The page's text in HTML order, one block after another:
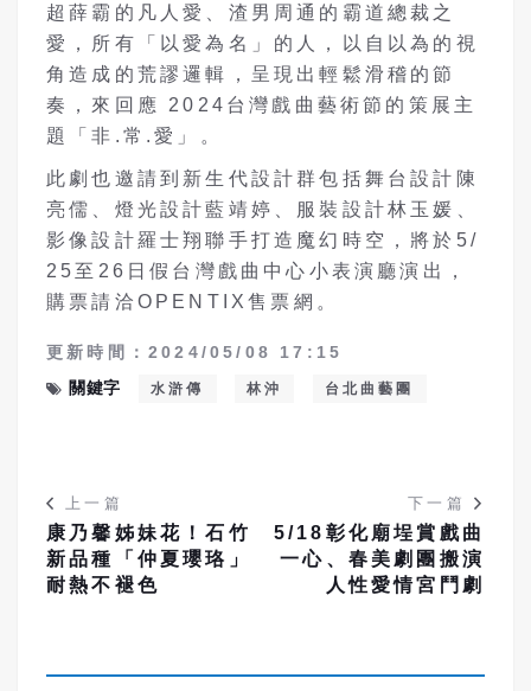
超薛霸的凡人愛、渣男周通的霸道總裁之
愛，所有「以愛為名」的人，以自以為的視
角造成的荒謬邏輯，呈現出輕鬆滑稽的節
奏，來回應 2024台灣戲曲藝術節的策展主
題「非.常.愛」。
此劇也邀請到新生代設計群包括舞台設計陳
亮儒、燈光設計藍靖婷、服裝設計林玉媛、
影像設計羅士翔聯手打造魔幻時空，將於5/
25至26日假台灣戲曲中心小表演廳演出，
購票請洽OPENTIX售票網。
更新時間：2024/05/08 17:15
關鍵字
水滸傳 林沖 台北曲藝團
上一篇
康乃馨姊妹花！石竹
新品種「仲夏瓔珞」
耐熱不褪色
下一篇
5/18彰化廟埕賞戲曲
一心、春美劇團搬演
人性愛情宮鬥劇